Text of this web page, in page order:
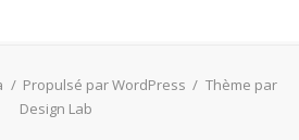
/ Propulsé par WordPress / Thème par
Design Lab